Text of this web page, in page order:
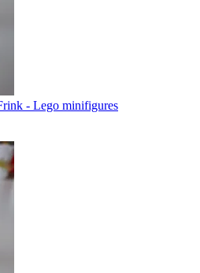
- Lego minifigures